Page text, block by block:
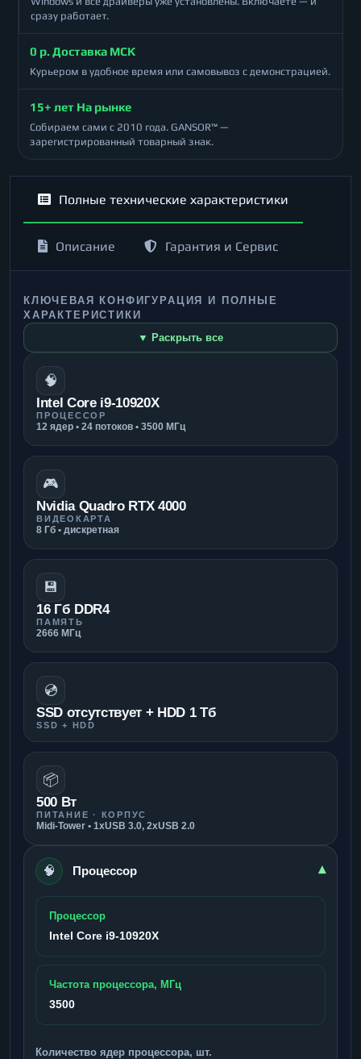
сразу работает.
0 р. Доставка МСК
Курьером в удобное время или самовывоз с демонстрацией.
15+ лет На рынке
Собираем сами с 2010 года. GANSOR™ —
зарегистрированный товарный знак.
Полные технические характеристики
Описание Гарантия и Сервис
КЛЮЧЕВАЯ КОНФИГУРАЦИЯ И ПОЛНЫЕ
ХАРАКТЕРИСТИКИ
▼ Раскрыть все
🧠
Intel Core i9-10920X
ПРОЦЕССОР
12 ядер • 24 потоков • 3500 МГц
🎮
Nvidia Quadro RTX 4000
ВИДЕОКАРТА
8 Гб • дискретная
💾
16 Гб DDR4
ПАМЯТЬ
2666 МГц
💿
SSD отсутствует + HDD 1 Тб
SSD + HDD
📦
500 Вт
ПИТАНИЕ · КОРПУС
Midi-Tower • 1xUSB 3.0, 2xUSB 2.0
🧠 Процессор ▾
Процессор
Intel Core i9-10920X
Частота процессора, МГц
3500
Количество ядер процессора, шт.